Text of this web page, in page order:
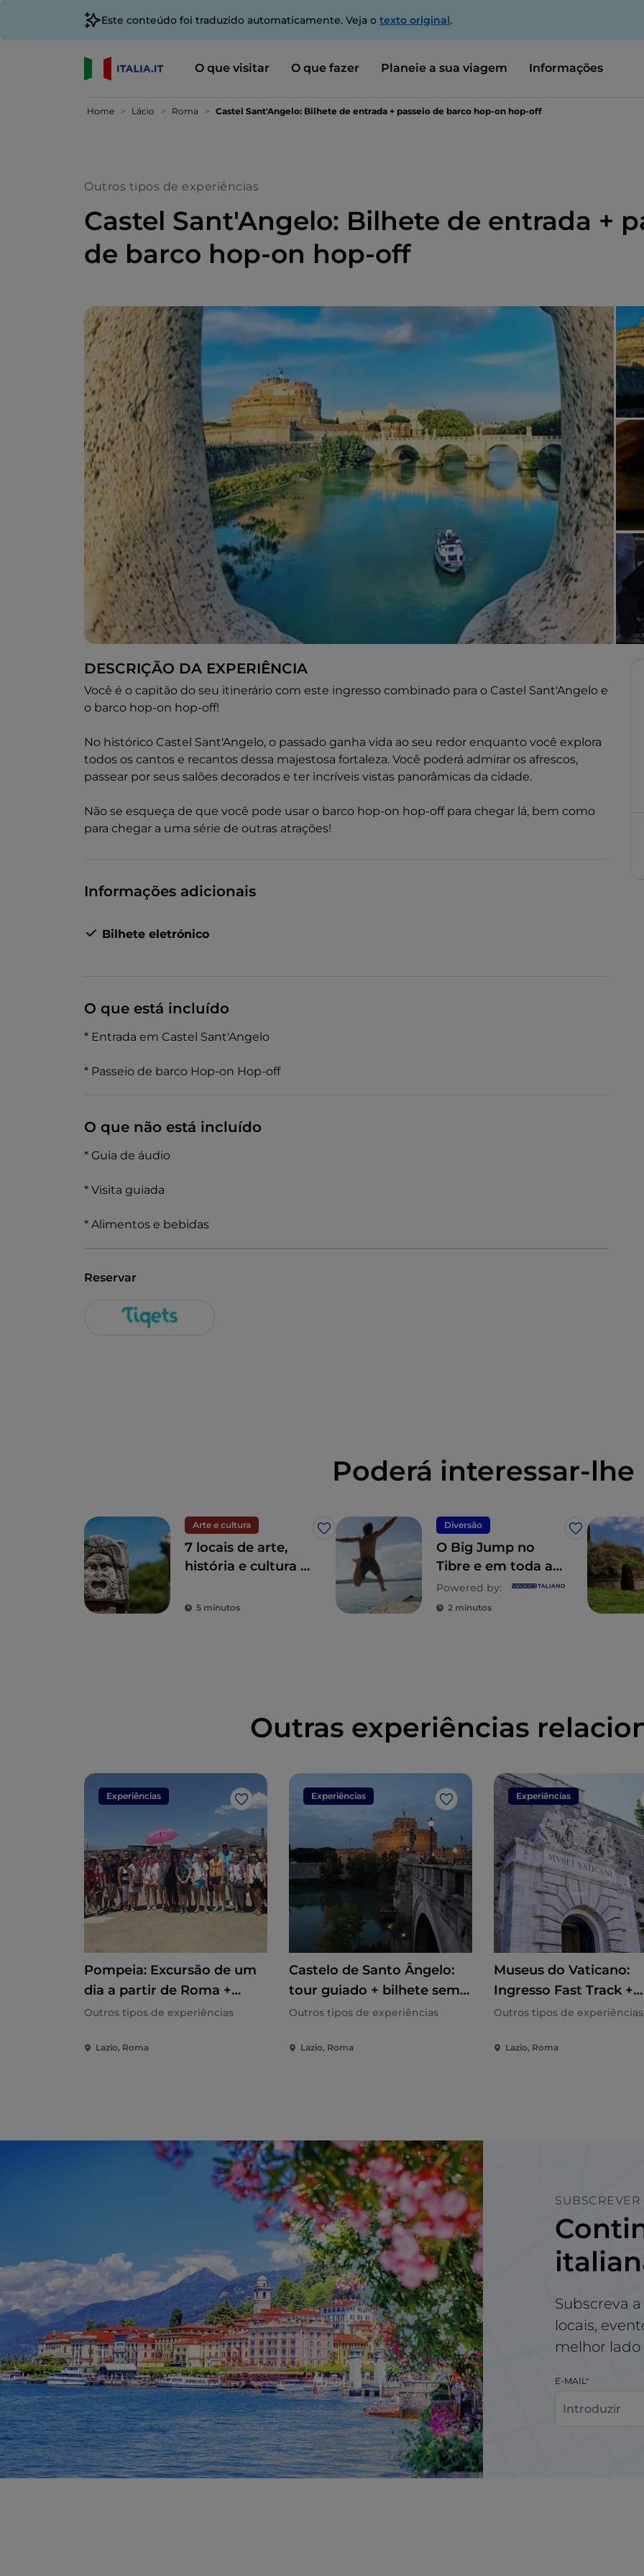
Este conteúdo foi traduzido automaticamente. Veja o texto original.
O que visitar O que fazer Planeie a sua viagem Informações
Home Lácio Roma Castel Sant'Angelo: Bilhete de entrada + passeio de barco hop-on hop-off
Outros tipos de experiências
Castel Sant'Angelo: Bilhete de entrada +
de barco hop-on hop-off
DESCRIÇÃO DA EXPERIÊNCIA
Você é o capitão do seu itinerário com este ingresso combinado para o Castel Sant'Angelo e
o barco hop-on hop-off!
No histórico Castel Sant'Angelo, o passado ganha vida ao seu redor enquanto você explora
todos os cantos e recantos dessa majestosa fortaleza. Você poderá admirar os afrescos,
passear por seus salões decorados e ter incríveis vistas panorâmicas da cidade.
Não se esqueça de que você pode usar o barco hop-on hop-off para chegar lá, bem como
para chegar a uma série de outras atrações!
Informações adicionais
Bilhete eletrónico
O que está incluído
* Entrada em Castel Sant'Angelo
* Passeio de barco Hop-on Hop-off
O que não está incluído
* Guia de áudio
* Visita guiada
* Alimentos e bebidas
Reservar
Poderá interessar-lhe
Arte e cultura
Gosto
7 locais de arte,
história e cultura a
5 minutos
Diversão
Gosto
O Big Jump no
Tibre e em toda a
Europa
Powered by:
2 minutos
Outras experiências
Experiências
Gosto
Pompeia: Excursão de um
dia a partir de Roma +
Almoço
Outros tipos de experiências
Lazio, Roma
Experiências
Gosto
Castelo de Santo Ângelo:
tour guiado + bilhete sem
filas
Outros tipos de experiências
Lazio, Roma
Experiências
Museus do Vaticano:
Ingresso Fast Track +
Excursão aos Jardins do
microônibus
Outros tipos de experiências
Lazio, Roma
Subscreva
locais,
melhor lado
E-MAIL